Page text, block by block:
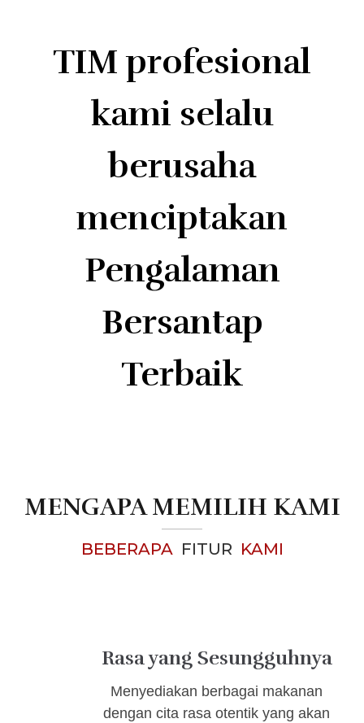
TIM profesional
kami selalu
berusaha
menciptakan
Pengalaman
Bersantap
Terbaik
MENGAPA MEMILIH KAMI
BEBERAPA FITUR KAMI
Rasa yang Sesungguhnya
Menyediakan berbagai makanan
dengan cita rasa otentik yang akan